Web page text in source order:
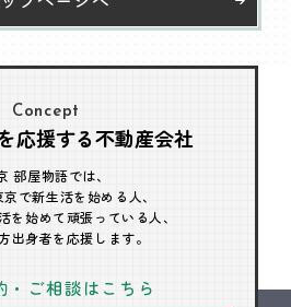
Concept
応援する不動産会社
部屋物語では、
で新生活を始める人、
を始めて頑張っている人、
出身者を応援します。
・ご相談はこちら